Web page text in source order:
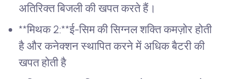
अतिरिक्त बिजली की खपत करते हैं।
**मिथक 2:**ई-सिम की सिग्नल शक्ति कमज़ोर होती
है और कनेक्शन स्थापित करने में अधिक बैटरी की
खपत होती है